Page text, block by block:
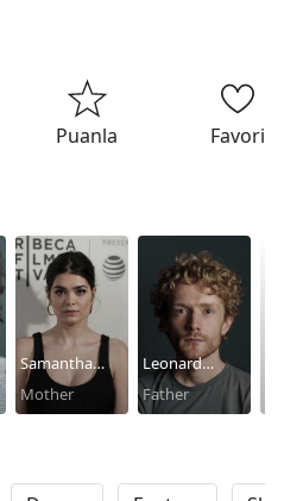
Puanla Favori
Samantha
Colley
Mother
Leonard
Buckley
Father